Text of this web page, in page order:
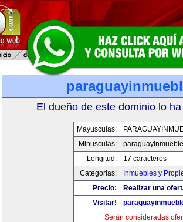
El dueño de este dominio lo
Mayusculas:
Minusculas:
Longitud:
17 caracteres
Categorias:
Inmuebles y
Precio:
Realizar una
Visitar!
Serán consideradas